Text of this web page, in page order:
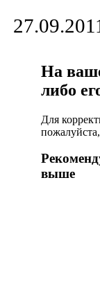
На
либо
Для
пожалуйста,
выше